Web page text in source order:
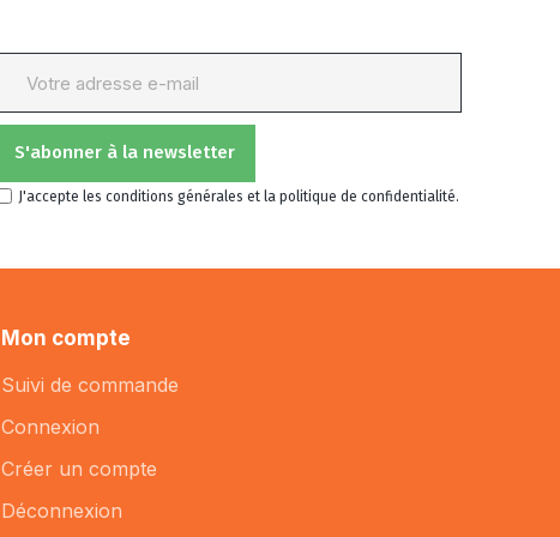
S'abonner à la newsletter
J'accepte les conditions générales et la politique de confidentialité.
Mon compte
Suivi de commande
Connexion
Créer un compte
Déconnexion